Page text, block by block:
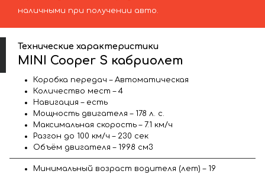
наличными при получении авто.
Технические характеристики
MINI Cooper S кабриолет
Коробка передач – Автоматическая
Количество мест – 4
Навигация – есть
Мощность двигателя – 178 л. с.
Максимальная скорость – 7.1 км/ч
Разгон до 100 км/ч – 230 сек
Объём двигателя – 1998 см3
Минимальный возраст водителя (лет) – 19